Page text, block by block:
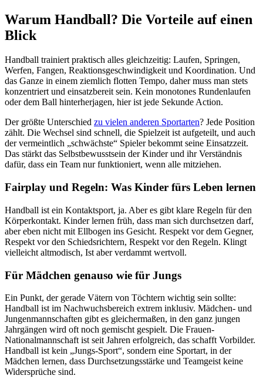
Warum Handball? Die Vorteile auf einen
Blick
Handball trainiert praktisch alles gleichzeitig: Laufen, Springen,
Werfen, Fangen, Reaktionsgeschwindigkeit und Koordination. Und
das Ganze in einem ziemlich flotten Tempo, daher muss man stets
konzentriert und einsatzbereit sein. Kein monotones Rundenlaufen
oder dem Ball hinterherjagen, hier ist jede Sekunde Action.
Der größte Unterschied zu vielen anderen Sportarten? Jede Position
zählt. Die Wechsel sind schnell, die Spielzeit ist aufgeteilt, und auch
der vermeintlich „schwächste“ Spieler bekommt seine Einsatzzeit.
Das stärkt das Selbstbewusstsein der Kinder und ihr Verständnis
dafür, dass ein Team nur funktioniert, wenn alle mitziehen.
Fairplay und Regeln: Was Kinder fürs Leben lernen
Handball ist ein Kontaktsport, ja. Aber es gibt klare Regeln für den
Körperkontakt. Kinder lernen früh, dass man sich durchsetzen darf,
aber eben nicht mit Ellbogen ins Gesicht. Respekt vor dem Gegner,
Respekt vor den Schiedsrichtern, Respekt vor den Regeln. Klingt
vielleicht altmodisch, Ist aber verdammt wertvoll.
Für Mädchen genauso wie für Jungs
Ein Punkt, der gerade Vätern von Töchtern wichtig sein sollte:
Handball ist im Nachwuchsbereich extrem inklusiv. Mädchen- und
Jungenmannschaften gibt es gleichermaßen, in den ganz jungen
Jahrgängen wird oft noch gemischt gespielt. Die Frauen-
Nationalmannschaft ist seit Jahren erfolgreich, das schafft Vorbilder.
Handball ist kein „Jungs-Sport“, sondern eine Sportart, in der
Mädchen lernen, dass Durchsetzungsstärke und Teamgeist keine
Widersprüche sind.